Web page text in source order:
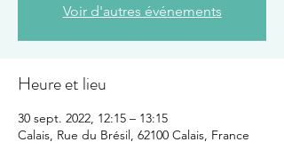
Voir d'autres événements
Heure et lieu
30 sept. 2022, 12:15 – 13:15
Calais, Rue du Brésil, 62100 Calais, France